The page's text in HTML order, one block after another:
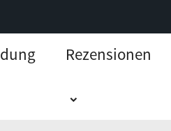
Rezensionen